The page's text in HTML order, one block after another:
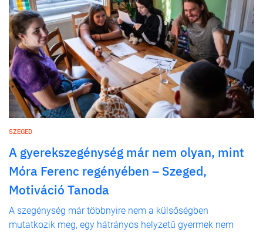
SZEGED
A gyerekszegénység már nem olyan, mint
Móra Ferenc regényében – Szeged,
Motiváció Tanoda
A szegénység már többnyire nem a külsőségben
mutatkozik meg, egy hátrányos helyzetű gyermek nem